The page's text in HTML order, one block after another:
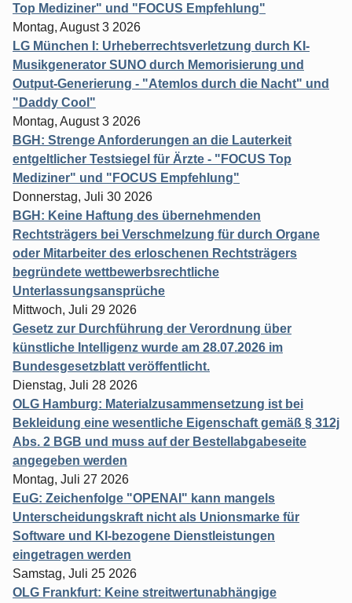
Top Mediziner" und "FOCUS Empfehlung"
Montag, August 3 2026
LG München I: Urheberrechtsverletzung durch KI-
Musikgenerator SUNO durch Memorisierung und
Output-Generierung - "Atemlos durch die Nacht" und
"Daddy Cool"
Montag, August 3 2026
BGH: Strenge Anforderungen an die Lauterkeit
entgeltlicher Testsiegel für Ärzte - "FOCUS Top
Mediziner" und "FOCUS Empfehlung"
Donnerstag, Juli 30 2026
BGH: Keine Haftung des übernehmenden
Rechtsträgers bei Verschmelzung für durch Organe
oder Mitarbeiter des erloschenen Rechtsträgers
begründete wettbewerbsrechtliche
Unterlassungsansprüche
Mittwoch, Juli 29 2026
Gesetz zur Durchführung der Verordnung über
künstliche Intelligenz wurde am 28.07.2026 im
Bundesgesetzblatt veröffentlicht.
Dienstag, Juli 28 2026
OLG Hamburg: Materialzusammensetzung ist bei
Bekleidung eine wesentliche Eigenschaft gemäß § 312j
Abs. 2 BGB und muss auf der Bestellabgabeseite
angegeben werden
Montag, Juli 27 2026
EuG: Zeichenfolge "OPENAI" kann mangels
Unterscheidungskraft nicht als Unionsmarke für
Software und KI-bezogene Dienstleistungen
eingetragen werden
Samstag, Juli 25 2026
OLG Frankfurt: Keine streitwertunabhängige